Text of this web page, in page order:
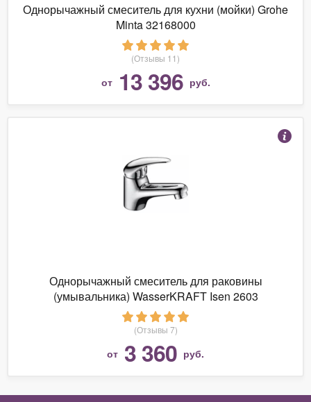
Однорычажный смеситель для кухни (мойки) Grohe
Minta 32168000
(Отзывы 11)
от 13 396 руб.
Однорычажный смеситель для раковины
(умывальника) WasserKRAFT Isen 2603
(Отзывы 7)
от 3 360 руб.